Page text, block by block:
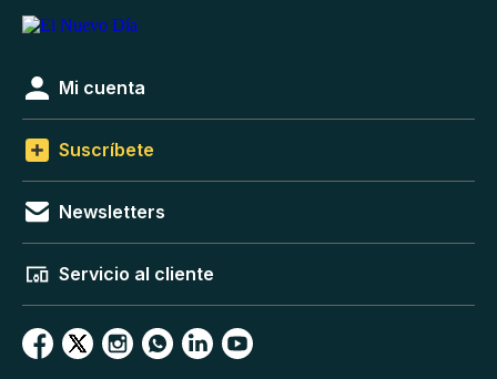
Mi cuenta
Suscríbete
Newsletters
Servicio al cliente